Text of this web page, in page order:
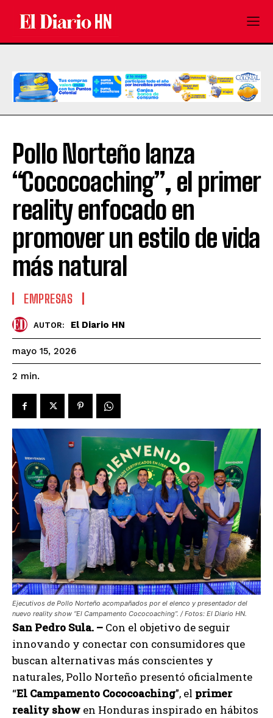
Pollo Norteño lanza
“Cococoaching”, el primer
reality enfocado en
promover un estilo de vida
más natural
EMPRESAS
AUTOR: El Diario HN
mayo 15, 2026
2 min.
Ejecutivos de Pollo Norteño acompañados por el elenco y presentador del
nuevo reality show “El Campamento Cococoaching”. / Fotos: El Diario HN.
San Pedro Sula. – Con el objetivo de seguir
innovando y conectar con consumidores que
buscan alternativas más conscientes y
naturales, Pollo Norteño presentó oficialmente
“El Campamento Cococoaching”, el primer
reality show en Honduras inspirado en hábitos